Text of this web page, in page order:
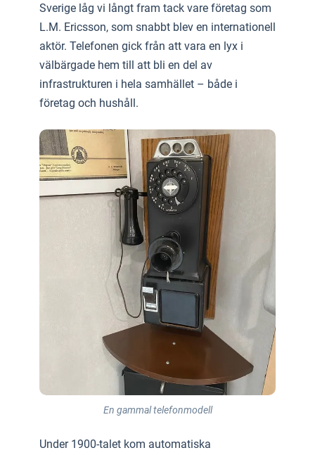
Sverige låg vi långt fram tack vare företag som
L.M. Ericsson, som snabbt blev en internationell
aktör. Telefonen gick från att vara en lyx i
välbärgade hem till att bli en del av
infrastrukturen i hela samhället – både i
företag och hushåll.
En gammal telefonmodell
Under 1900-talet kom automatiska